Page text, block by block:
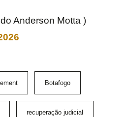
Anderson Motta )
Botafogo
recuperação judicial